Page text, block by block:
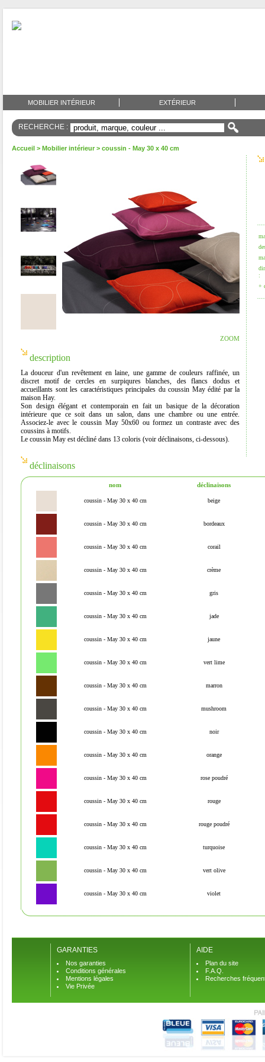
MOBILIER INTÉRIEUR EXTÉRIEUR
RECHERCHE :
Accueil > Mobilier intérieur > coussin - May 30 x 40 cm
ZOOM
description
La douceur d'un revêtement en laine, une gamme de couleurs raffinée, un
discret motif de cercles en surpiqures blanches, des flancs dodus et
accueillants sont les caractéristiques principales du coussin Mayédité par la
maison Hay.
Son design élégant et contemporain en fait un basique de la décoration
intérieure que ce soit dans un salon, dans une chambre ou une entrée.
Associez-le avec le coussin May 50x60 ou formez un contraste avec des
coussins à motifs.
Le coussin May est décliné dans 13 coloris (voir déclinaisons, ci-dessous).
:
+
déclinaisons
nom déclinaisons
coussin - May 30 x 40 cm beige
coussin - May 30 x 40 cm bordeaux
coussin - May 30 x 40 cm corail
coussin - May 30 x 40 cm crème
coussin - May 30 x 40 cm gris
coussin - May 30 x 40 cm jade
coussin - May 30 x 40 cm jaune
coussin - May 30 x 40 cm vert lime
coussin - May 30 x 40 cm marron
coussin - May 30 x 40 cm mushroom
coussin - May 30 x 40 cm noir
coussin - May 30 x 40 cm orange
coussin - May 30 x 40 cm rose poudré
coussin - May 30 x 40 cm rouge
coussin - May 30 x 40 cm rouge poudré
coussin - May 30 x 40 cm turquoise
coussin - May 30 x 40 cm vert olive
coussin - May 30 x 40 cm violet
GARANTIES
Nos garanties
Conditions générales
Mentions légales
Vie Privée
AIDE
Plan du site
F.A.Q.
Recherches